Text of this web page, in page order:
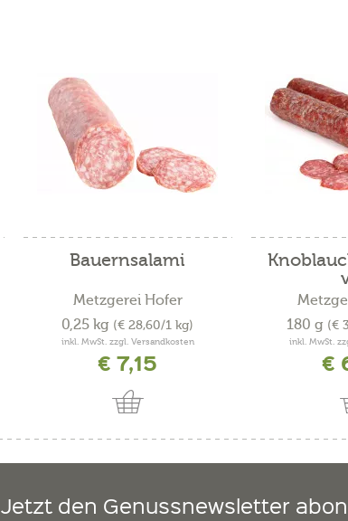
Bauernsalami
Metzgerei Hofer
0,25 kg (€ 28,60/1 kg)
inkl. MwSt. zzgl. Versandkosten
€ 7,15
180 g (€
inkl. MwSt.
€
Jetzt den Genussnewsletter